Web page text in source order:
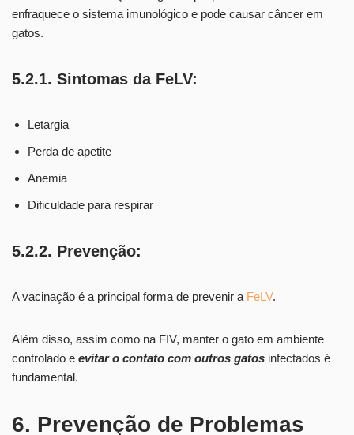
enfraquece o sistema imunológico e pode causar câncer em
gatos.
5.2.1. Sintomas da FeLV:
Letargia
Perda de apetite
Anemia
Dificuldade para respirar
5.2.2. Prevenção:
A vacinação é a principal forma de prevenir a FeLV.
Além disso, assim como na FIV, manter o gato em ambiente
controlado e evitar o contato com outros gatos infectados é
fundamental.
6. Prevenção de Problemas